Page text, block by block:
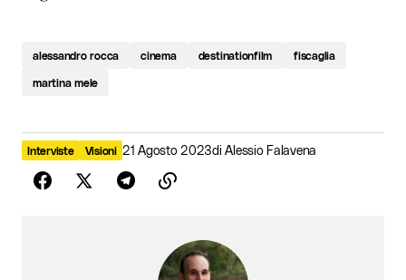
alessandro rocca cinema destinationfilm fiscaglia
martina mele
Interviste Visioni 21 Agosto 2023di Alessio Falavena